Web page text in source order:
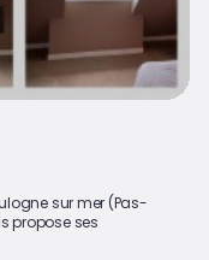
sur mer (Pas-
propose ses